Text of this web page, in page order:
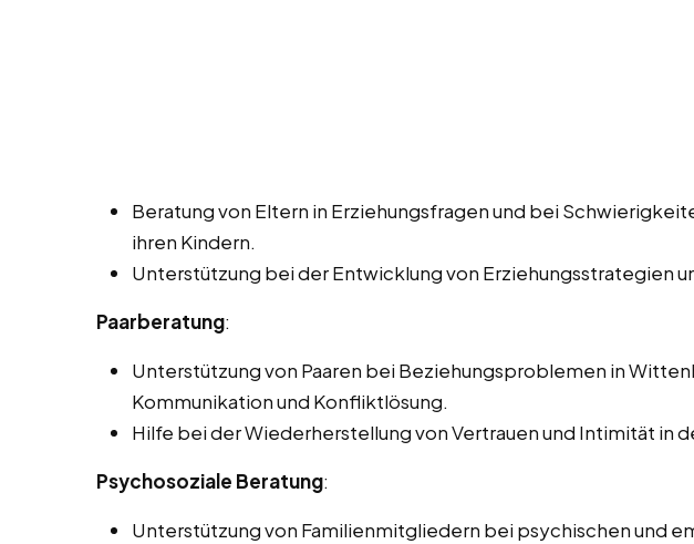
Beratung von Eltern in Erziehungsfragen und bei
ihren Kindern.
Unterstützung bei der Entwicklung von Erziehungsstrategien
Paarberatung:
Unterstützung von Paaren bei Beziehungsproblemen in
Kommunikation und Konfliktlösung.
Hilfe bei der Wiederherstellung von Vertrauen und Intimität in
Psychosoziale Beratung:
Unterstützung von Familienmitgliedern bei psychischen und